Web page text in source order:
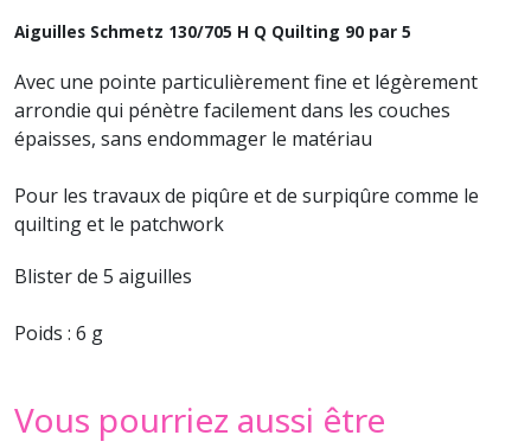
Aiguilles Schmetz 130/705 H Q Quilting 90 par 5
Avec une pointe particulièrement fine et légèrement
arrondie qui pénètre facilement dans les couches
épaisses, sans endommager le matériau
Pour les travaux de piqûre et de surpiqûre comme le
quilting et le patchwork
Blister de 5 aiguilles
Poids : 6 g
Vous pourriez aussi être